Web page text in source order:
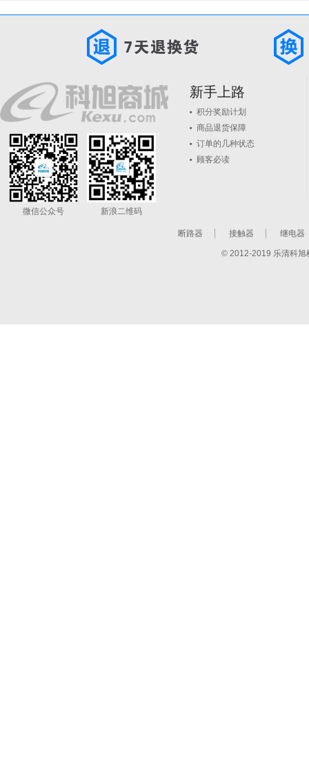
微信公众号 新浪二维码
新手上路
积分奖励计划
商品退货保障
订单的几种状态
顾客必读
断路器 接触器 继电器
© 2012-2019 乐清科旭